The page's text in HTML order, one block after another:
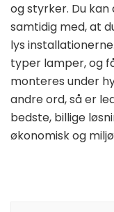
og styrker. Du
samtidig med, at
lys
typer lamper, og
monteres under
andre ord, så er
bedste, billige
økonomisk og